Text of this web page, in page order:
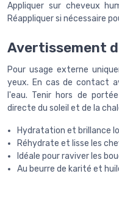
Appliquer sur cheveux
Réappliquer si nécessaire
Avertissement
Pour usage externe
yeux. En cas de contact
l'eau. Tenir hors de
directe du soleil et de la
Hydratation et brillance
Réhydrate et lisse les
Idéale pour raviver les
Au beurre de karité et